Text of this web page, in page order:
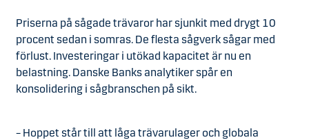
Priserna på sågade trävaror har sjunkit med drygt 10
procent sedan i somras. De flesta sågverk sågar med
förlust. Investeringar i utökad kapacitet är nu en
belastning. Danske Banks analytiker spår en
konsolidering i sågbranschen på sikt.
– Hoppet står till att låga trävarulager och globala